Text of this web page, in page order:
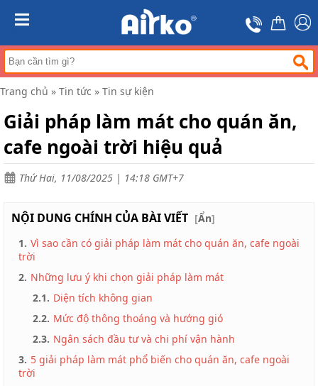
Trang
chủ
Máy
hút
ẩm
Máy
không
hòa
di
nghiệp
Tin
tức
Liên
Trang chủ » Tin tức » Tin sự kiện
Giải pháp làm mát cho quán ăn,
cafe ngoài trời hiệu quả
Thứ Hai, 11/08/2025 | 14:18 GMT+7
NỘI DUNG CHÍNH CỦA BÀI VIẾT [Ẩn]
1. Vì sao cần có giải pháp làm mát cho quán ăn, cafe ngoài
trời
2. Những lưu ý khi chọn giải pháp làm mát
2.1. Diện tích không gian
2.2. Mức độ thông thoáng và hướng gió
2.3. Ngân sách đầu tư và chi phí vận hành
3. 5 giải pháp làm mát phổ biến cho quán ăn, cafe ngoài
trời